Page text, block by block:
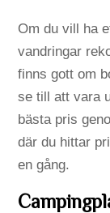
Om du vill ha
vandringar
finns gott om
se till att vara
bästa pris
där du hittar
en gång.